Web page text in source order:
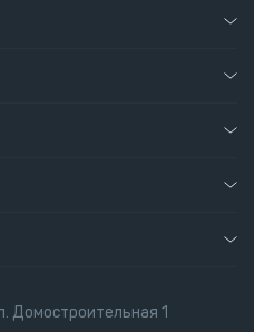
Домостроительная 1